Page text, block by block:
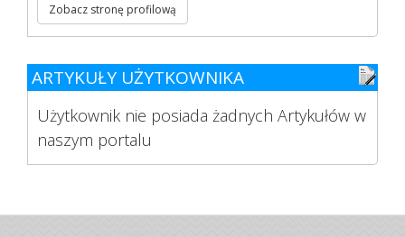
Zobacz stronę profilową
ARTYKUŁY UŻYTKOWNIKA
Użytkownik nie posiada żadnych Artykułów w
naszym portalu